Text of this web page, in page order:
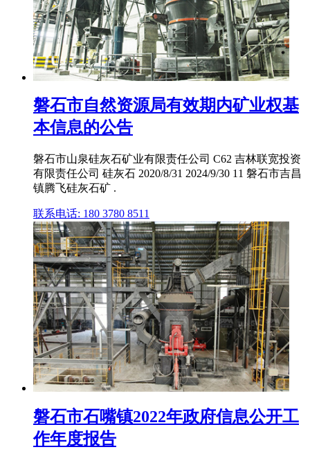
磐石市自然资源局有效期内矿业权基
本信息的公告
磐石市山泉硅灰石矿业有限责任公司 C62 吉林联宽投资
有限责任公司 硅灰石 2020/8/31 2024/9/30 11 磐石市吉昌
镇腾飞硅灰石矿 .
联系电话: 180 3780 8511
磐石市石嘴镇2022年政府信息公开工
作年度报告